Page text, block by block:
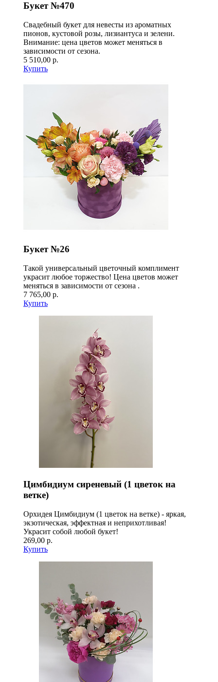
Букет №470
Свадебный букет для невесты из ароматных
пионов, кустовой розы, лизиантуса и зелени.
Внимание: цена цветов может меняться в
зависимости от сезона.
5 510,00 р.
Купить
Букет №26
Такой универсальный цветочный комплимент
украсит любое торжество! Цена цветов может
меняться в зависимости от сезона .
7 765,00 р.
Купить
Цимбидиум сиреневый (1 цветок на
ветке)
Орхидея Цимбидиум (1 цветок на ветке) - яркая,
экзотическая, эффектная и неприхотливая!
Украсит собой любой букет!
269,00 р.
Купить